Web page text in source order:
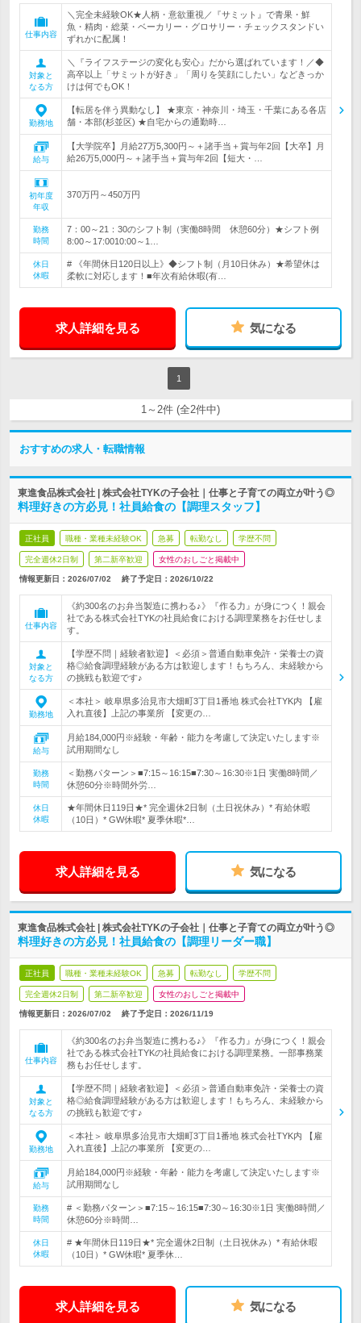
仕事内容
＼完全未経験OK★人柄・意欲重視／『サミット』で青果・鮮
魚・精肉・総菜・ベーカリー・グロサリー・チェックスタンドい
ずれかに配属！
対象と
なる方
＼『ライフステージの変化も安心』だから選ばれています！／◆
高卒以上「サミットが好き」「周りを笑顔にしたい」などきっか
けは何でもOK！
勤務地
【転居を伴う異動なし】 ★東京・神奈川・埼玉・千葉にある各店
舗・本部(杉並区) ★自宅からの通勤時…
給与
【大学院卒】月給27万5,300円～＋諸手当＋賞与年2回【大卒】月
給26万5,000円～＋諸手当＋賞与年2回【短大・…
初年度
年収
370万円～450万円
勤務
時間
7：00～21：30のシフト制（実働8時間 休憩60分）★シフト例
8:00～17:0010:00～1…
休日
休暇
# 《年間休日120日以上》◆シフト制（月10日休み）★希望休は
柔軟に対応します！■年次有給休暇(有…
求人詳細を見る 気になる
1
1～2件 (全2件中)
おすすめの求人・転職情報
東進食品株式会社 | 株式会社TYKの子会社｜仕事と子育ての両立が叶う◎
料理好きの方必見！社員給食の【調理スタッフ】
正社員 職種・業種未経験OK 急募 転勤なし 学歴不問
完全週休2日制 第二新卒歓迎 女性のおしごと掲載中
情報更新日：2026/07/02 終了予定日： 2026/10/22
仕事内容
《約300名のお弁当製造に携わる♪》『作る力』が身につく！親会
社である株式会社TYKの社員給食における調理業務をお任せしま
す。
対象と
なる方
【学歴不問｜経験者歓迎】＜必須＞普通自動車免許・栄養士の資
格◎給食調理経験がある方は歓迎します！もちろん、未経験から
の挑戦も歓迎です♪
勤務地
＜本社＞ 岐阜県多治見市大畑町3丁目1番地 株式会社TYK内 【雇
入れ直後】上記の事業所 【変更の…
給与
月給184,000円※経験・年齢・能力を考慮して決定いたします※
試用期間なし
勤務
時間
＜勤務パターン＞■7:15～16:15■7:30～16:30※1日 実働8時間／
休憩60分※時間外労…
休日
休暇
★年間休日119日★* 完全週休2日制（土日祝休み）* 有給休暇
（10日）* GW休暇* 夏季休暇*…
求人詳細を見る 気になる
東進食品株式会社 | 株式会社TYKの子会社｜仕事と子育ての両立が叶う◎
料理好きの方必見！社員給食の【調理リーダー職】
正社員 職種・業種未経験OK 急募 転勤なし 学歴不問
完全週休2日制 第二新卒歓迎 女性のおしごと掲載中
情報更新日：2026/07/02 終了予定日： 2026/11/19
仕事内容
《約300名のお弁当製造に携わる♪》『作る力』が身につく！親会
社である株式会社TYKの社員給食における調理業務。一部事務業
務もお任せします。
対象と
なる方
【学歴不問｜経験者歓迎】＜必須＞普通自動車免許・栄養士の資
格◎給食調理経験がある方は歓迎します！もちろん、未経験から
の挑戦も歓迎です♪
勤務地
＜本社＞ 岐阜県多治見市大畑町3丁目1番地 株式会社TYK内 【雇
入れ直後】上記の事業所 【変更の…
給与
月給184,000円※経験・年齢・能力を考慮して決定いたします※
試用期間なし
勤務
時間
# ＜勤務パターン＞■7:15～16:15■7:30～16:30※1日 実働8時間／
休憩60分※時間…
休日
休暇
# ★年間休日119日★* 完全週休2日制（土日祝休み）* 有給休暇
（10日）* GW休暇* 夏季休…
求人詳細を見る 気になる